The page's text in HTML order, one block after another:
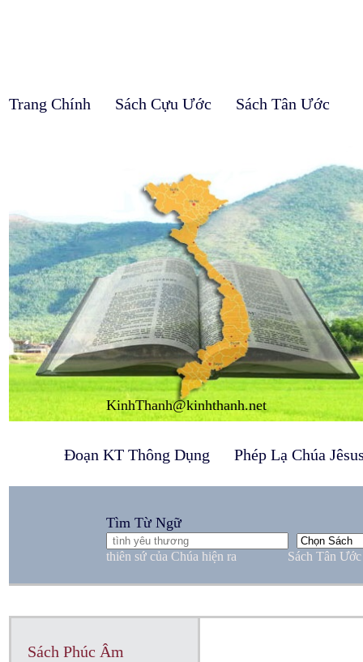
KinhThanh@kinhthanh.net
Tìm Từ Ngữ
thiên sứ của Chúa hiện ra Sách Tân Ước
Đoạn KT Thông Dụng Phép Lạ Chúa
Trang Chính Sách Cựu Ước Sách Tân Ước
Sách Phúc Âm